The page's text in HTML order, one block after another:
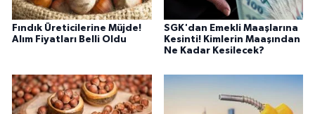
Fındık Üreticilerine Müjde!
Alım Fiyatları Belli Oldu
SGK'dan Emekli Maaşlarına
Kesinti! Kimlerin Maaşından
Ne Kadar Kesilecek?